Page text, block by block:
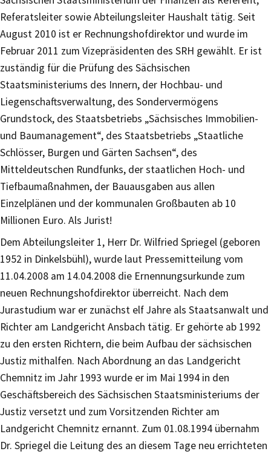
Referatsleiter sowie Abteilungsleiter Haushalt tätig. Seit
August 2010 ist er Rechnungshofdirektor und wurde im
Februar 2011 zum Vizepräsidenten des SRH gewählt. Er ist
zuständig für die Prüfung des Sächsischen
Staatsministeriums des Innern, der Hochbau- und
Liegenschaftsverwaltung, des Sondervermögens
Grundstock, des Staatsbetriebs „Sächsisches Immobilien-
und Baumanagement“, des Staatsbetriebs „Staatliche
Schlösser, Burgen und Gärten Sachsen“, des
Mitteldeutschen Rundfunks, der staatlichen Hoch- und
Tiefbaumaßnahmen, der Bauausgaben aus allen
Einzelplänen und der kommunalen Großbauten ab 10
Millionen Euro. Als Jurist!
Dem Abteilungsleiter 1, Herr Dr. Wilfried Spriegel (geboren
1952 in Dinkelsbühl), wurde laut Pressemitteilung vom
11.04.2008 am 14.04.2008 die Ernennungsurkunde zum
neuen Rechnungshofdirektor überreicht. Nach dem
Jurastudium war er zunächst elf Jahre als Staatsanwalt und
Richter am Landgericht Ansbach tätig. Er gehörte ab 1992
zu den ersten Richtern, die beim Aufbau der sächsischen
Justiz mithalfen. Nach Abordnung an das Landgericht
Chemnitz im Jahr 1993 wurde er im Mai 1994 in den
Geschäftsbereich des Sächsischen Staatsministeriums der
Justiz versetzt und zum Vorsitzenden Richter am
Landgericht Chemnitz ernannt. Zum 01.08.1994 übernahm
Dr. Spriegel die Leitung des an diesem Tage neu errichteten